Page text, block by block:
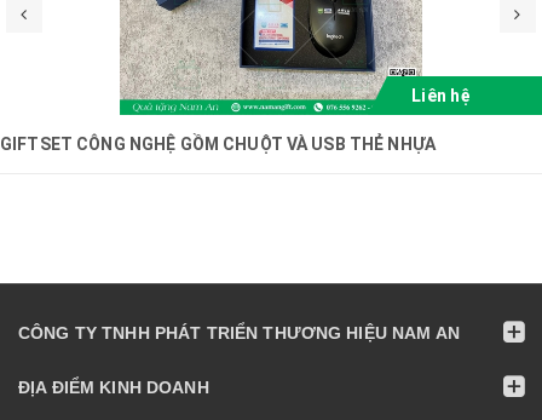
Liên hệ
GIFTSET CÔNG NGHỆ GỒM CHUỘT VÀ USB THẺ NHỰA
CÔNG TY TNHH PHÁT TRIỂN THƯƠNG HIỆU NAM AN
ĐỊA ĐIỂM KINH DOANH